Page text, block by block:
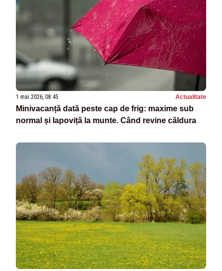
1 mai 2026, 08:45 Actualitate
Minivacanță dată peste cap de frig: maxime sub
normal și lapoviță la munte. Când revine căldura